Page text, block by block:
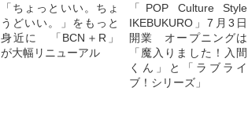
「ちょっといい。ちょ
うどいい。」をもっと
身近に 「BCN＋R」
が大幅リニューアル
「POP Culture Style
IKEBUKURO」7月3日
開業 オープニングは
「魔入りました！入間
くん」と「ラブライ
ブ！シリーズ」